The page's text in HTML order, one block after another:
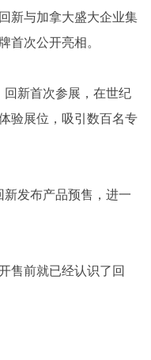
新与加拿大盛大企业集
首次公开亮相。
回新首次参展，在世纪
验展位，吸引数百名专
新发布产品预售，进一
售前就已经认识了回